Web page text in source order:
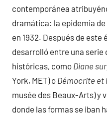
contemporánea
dramática: la epidemia
en 1932. Después de este
desarrolló entre una serie
históricas, como Diane
York, MET) o Démocrite et
musée des Beaux-Arts) y
donde las formas se iban